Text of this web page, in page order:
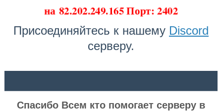
на82.202.249.165 Порт: 2402
Присоединяйтесь к нашему Discord
серверу.
Спасибо Всем кто помогает серверу в